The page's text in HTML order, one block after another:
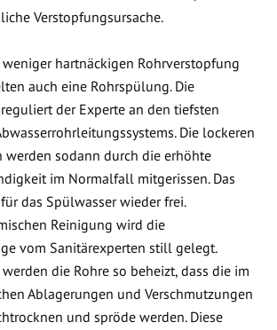
Verstopfungsursache.
weniger hartnäckigen Rohrverstopfung
auch eine Rohrspülung. Die
der Experte an den tiefsten
Die lockeren
werden sodann durch die erhöhte
im Normalfall mitgerissen. Das
das Spülwasser wieder frei.
Reinigung wird die
vom Sanitärexperten still gelegt.
die Rohre so beheizt, dass die im
Ablagerungen und Verschmutzungen
und spröde werden. Diese